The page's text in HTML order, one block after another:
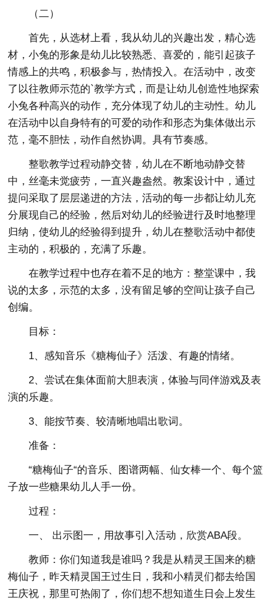
（二）
首先，从选材上看，我从幼儿的兴趣出发，精心选
材，小兔的形象是幼儿比较熟悉、喜爱的，能引起孩子
情感上的共鸣，积极参与，热情投入。在活动中，改变
了以往教师示范的`教学方式，而是让幼儿创造性地探索
小兔各种高兴的动作，充分体现了幼儿的主动性。幼儿
在活动中以自身特有的可爱的动作和形态为集体做出示
范，毫不胆怯，动作自然协调。具有节奏感。
整歌教学过程动静交替，幼儿在不断地动静交替
中，丝毫未觉疲劳，一直兴趣盎然。教案设计中，通过
提问采取了层层递进的方法，活动的每一步都让幼儿充
分展现自己的经验，然后对幼儿的经验进行及时地整理
归纳，使幼儿的经验得到提升，幼儿在整歌活动中都使
主动的，积极的，充满了乐趣。
在教学过程中也存在着不足的地方：整堂课中，我
说的太多，示范的太多，没有留足够的空间让孩子自己
创编。
目标：
1、感知音乐《糖梅仙子》活泼、有趣的情绪。
2、尝试在集体面前大胆表演，体验与同伴游戏及表
演的乐趣。
3、能按节奏、较清晰地唱出歌词。
准备：
“糖梅仙子“的音乐、图谱两幅、仙女棒一个、每个篮
子放一些糖果幼儿人手一份。
过程：
一、 出示图一，用故事引入活动，欣赏ABA段。
教师：你们知道我是谁吗？我是从精灵王国来的糖
梅仙子，昨天精灵国王过生日，我和小精灵们都去给国
王庆祝，那里可热闹了，你们想不想知道生日会上发生